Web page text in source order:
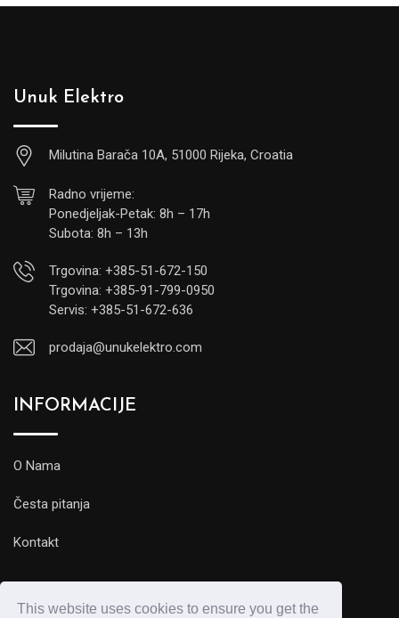
This website uses cookies to ensure you get the
Unuk Elektro
Milutina Barača 10A, 51000 Rijeka, Croatia
Radno vrijeme:
Ponedjeljak-Petak: 8h – 17h
Subota: 8h – 13h
Trgovina: +385-51-672-150
Trgovina: +385-91-799-0950
Servis: +385-51-672-636
prodaja@unukelektro.com
INFORMACIJE
O Nama
Česta pitanja
Kontakt